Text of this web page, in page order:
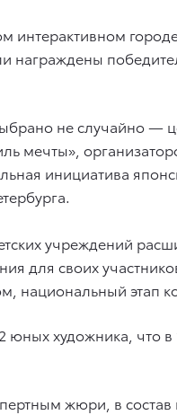
интерактивном
награждены
не случайно —
мечты»,
инициатива
учреждений
для своих
национальный этап
юных художника, что
жюри, в